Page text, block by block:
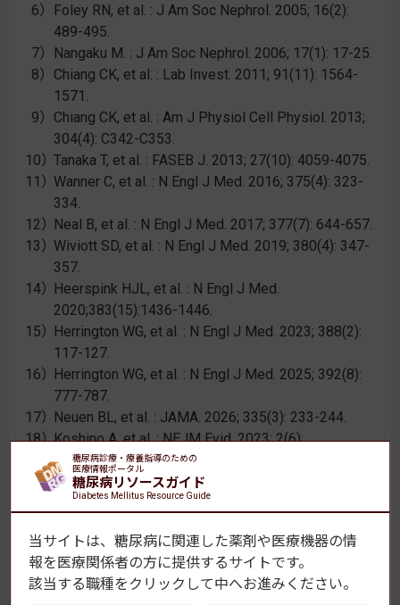
Foley RN, et al. : J Am Soc Nephrol. 2005; 16(2):
489-495.
Nangaku M. : J Am Soc Nephrol. 2006; 17(1): 17-25.
Chiang CK, et al. : Lab Invest. 2011; 91(11): 1564-
1571.
Chiang CK, et al. : Am J Physiol Cell Physiol. 2013;
304(4): C342-C353.
Tanaka T, et al. : FASEB J. 2013; 27(10): 4059-4075.
Wanner C, et al. : N Engl J Med. 2016; 375(4): 323-
334.
Neal B, et al. : N Engl J Med. 2017; 377(7): 644-657.
Wiviott SD, et al. : N Engl J Med. 2019; 380(4): 347-
357.
Heerspink HJL, et al. : N Engl J Med.
2020;383(15):1436-1446.
Herrington WG, et al. : N Engl J Med. 2023; 388(2):
117-127.
Herrington WG, et al. : N Engl J Med. 2025; 392(8):
777-787.
Neuen BL, et al. : JAMA. 2026; 335(3): 233-244.
Koshino A, et al. : NEJM Evid. 2023; 2(6):
EVIDoa2300049.
Wanner C, et al. : Nephrol Dial Transplant. 2024;
39(9): 1504-1513.
2219-2229.
Pitt B, et al. : N Engl J Med. 2021; 385(24): 2252-
2263.
糖尿病診療・療養指導のための
医療情報ポータル
糖尿病リソースガイド
Diabetes Mellitus Resource Guide
当サイトは、糖尿病に関連した薬剤や医療機器の情
報を医療関係者の方に提供するサイトです。
該当する職種をクリックして中へお進みください。